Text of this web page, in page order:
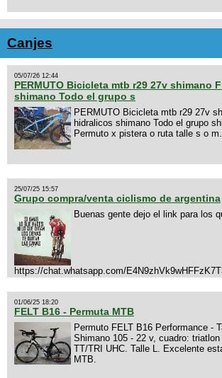
Canjes
05/07/26 12:44
PERMUTO Bicicleta mtb r29 27v shimano
shimano Todo el grupo s
PERMUTO Bicicleta mtb r29 27v
hidralicos shimano Todo el grupo
Permuto x pistera o ruta talle s o m.
25/07/25 15:57
Grupo compra/venta ciclismo de argentina
Buenas gente dejo el link para los
https://chat.whatsapp.com/
01/06/25 18:20
FELT B16 - Permuta MTB
Permuto FELT B16 Performance -
Shimano 105 - 22 v, cuadro:
TT/TRI UHC. Talle L. Excelente
MTB.